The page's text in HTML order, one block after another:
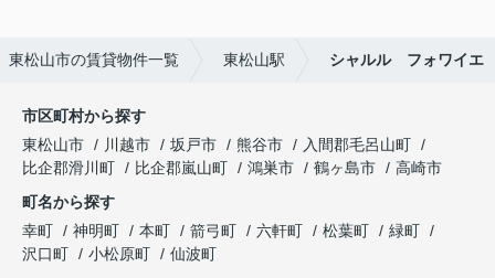
東松山市の賃貸物件一覧 東松山駅 シャルル フォワイエ
市区町村から探す
東松山市
川越市 坂戸市 熊谷市
入間郡毛呂山町
比企郡滑川町
比企郡嵐山町 鴻巣市 鶴ヶ島市
高崎市
町名から探す
幸町
神明町 本町 箭弓町 六軒町 松葉町
緑町
沢口町
小松原町
仙波町